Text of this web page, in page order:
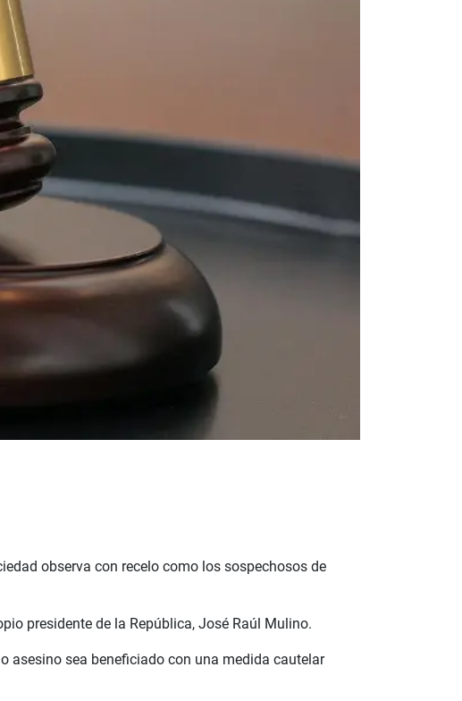
observa con recelo como los sospechosos de
presidente de la República, José Raúl Mulino.
asesino sea beneficiado con una medida cautelar